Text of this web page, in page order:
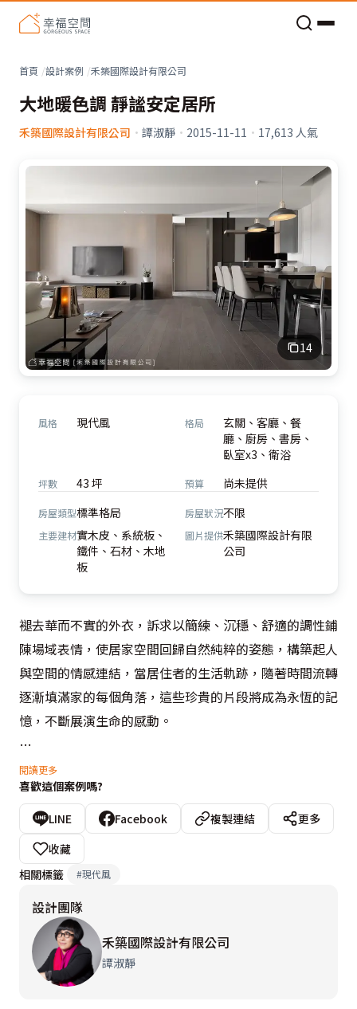
首頁 設計案例 禾築國際設計有限公司
大地暖色調 靜謐安定居所
禾築國際設計有限公司 · 譚淑靜 · 2015-11-11 · 17,613 人氣
14
風格 現代風 格局
玄關、客廳、餐
廳、廚房、書房、
臥室x3、衛浴
坪數 43 坪 預算 尚未提供
房屋類型標準格局 房屋狀況不限
主要建材實木皮、系統板、
鐵件、石材、木地
板
圖片提供禾築國際設計有限
公司
褪去華而不實的外衣，訴求以簡練、沉穩、舒適的調性鋪
陳場域表情，使居家空間回歸自然純粹的姿態，構築起人
與空間的情感連結，當居住者的生活軌跡，隨著時間流轉
逐漸填滿家的每個角落，這些珍貴的片段將成為永恆的記
憶，不斷展演生命的感動。
禾築國際設計先是以內斂的大地色調為空間打底，形塑靜
謐安定之感，同時藉由大面窗景引入飽滿的陽光及綠景，
為空間注入明亮清新質感，並透過木質、鐵件與石材的混
搭，為場域增添豐富的層次表情，隨著美感的交替變換，
交織出柔中帶剛的視覺之美。
閱讀更多
喜歡這個案例嗎?
LINE Facebook 複製連結
更多
收藏
相關標籤
#現代風
設計團隊
禾築國際設計有限公司
譚淑靜